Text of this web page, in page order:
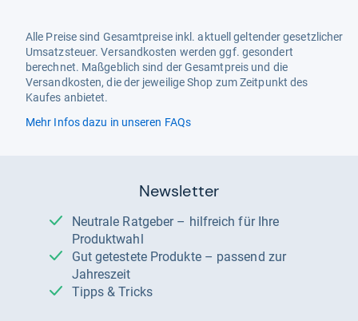
Alle Preise sind Gesamtpreise inkl. aktuell geltender gesetzlicher
Umsatzsteuer. Versandkosten werden ggf. gesondert
berechnet. Maßgeblich sind der Gesamtpreis und die
Versandkosten, die der jeweilige Shop zum Zeitpunkt des
Kaufes anbietet.
Mehr Infos dazu in unseren FAQs
Newsletter
Neutrale Ratgeber – hilfreich für Ihre
Produktwahl
Gut getestete Produkte – passend zur
Jahreszeit
Tipps & Tricks